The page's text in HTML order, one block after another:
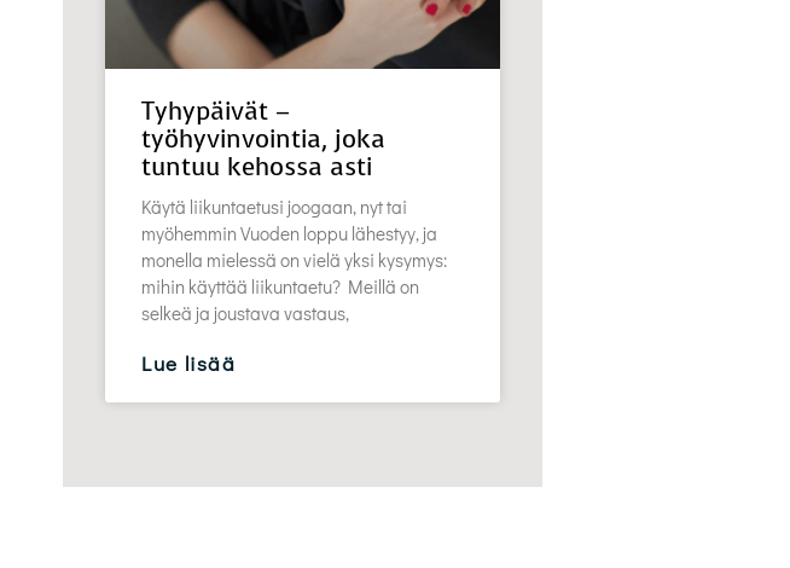
Tyhypäivät –
työhyvinvointia, joka
tuntuu kehossa asti
Käytä liikuntaetusi joogaan, nyt tai
myöhemmin Vuoden loppu lähestyy, ja
monella mielessä on vielä yksi kysymys:
mihin käyttää liikuntaetu? Meillä on
selkeä ja joustava vastaus,
Lue lisää